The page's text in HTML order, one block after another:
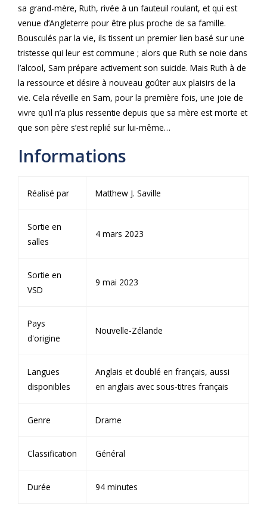
sa grand-mère, Ruth, rivée à un fauteuil roulant, et qui est
venue d’Angleterre pour être plus proche de sa famille.
Bousculés par la vie, ils tissent un premier lien basé sur une
tristesse qui leur est commune ; alors que Ruth se noie dans
l’alcool, Sam prépare activement son suicide. Mais Ruth à de
la ressource et désire à nouveau goûter aux plaisirs de la
vie. Cela réveille en Sam, pour la première fois, une joie de
vivre qu’il n’a plus ressentie depuis que sa mère est morte et
que son père s’est replié sur lui-même…
Informations
Réalisé par Matthew J. Saville
Sortie en
salles
4 mars 2023
Sortie en
VSD
9 mai 2023
Pays
d'origine
Nouvelle-Zélande
Langues
disponibles
Anglais et doublé en français, aussi
en anglais avec sous-titres français
Genre Drame
Classification Général
Durée 94 minutes